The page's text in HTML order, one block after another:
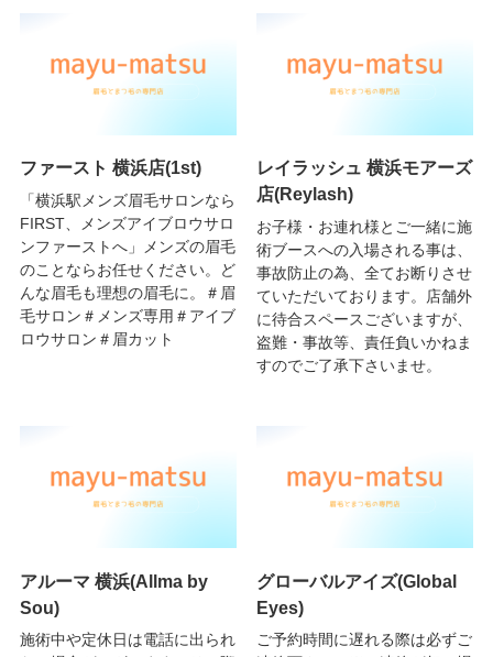
ファースト 横浜店(1st)
「横浜駅メンズ眉毛サロンなら
FIRST、メンズアイブロウサロ
ンファーストへ」メンズの眉毛
のことならお任せください。ど
んな眉毛も理想の眉毛に。＃眉
毛サロン＃メンズ専用＃アイブ
ロウサロン＃眉カット
レイラッシュ 横浜モアーズ
店(Reylash)
お子様・お連れ様とご一緒に施
術ブースへの入場される事は、
事故防止の為、全てお断りさせ
ていただいております。店舗外
に待合スペースございますが、
盗難・事故等、責任負いかねま
すのでご了承下さいませ。
アルーマ 横浜(Allma by
Sou)
施術中や定休日は電話に出られ
グローバルアイズ(Global
Eyes)
ご予約時間に遅れる際は必ずご